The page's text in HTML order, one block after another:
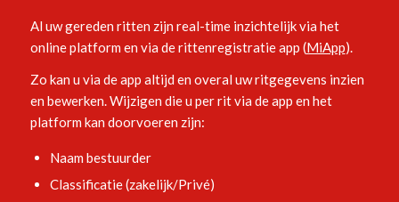
Al uw gereden ritten zijn real-time inzichtelijk via het
online platform en via de rittenregistratie app (MiApp).
Zo kan u via de app altijd en overal uw ritgegevens inzien
en bewerken. Wijzigen die u per rit via de app en het
platform kan doorvoeren zijn:
Naam bestuurder
Classificatie (zakelijk/Privé)